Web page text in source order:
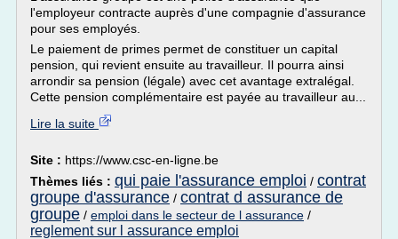
l'employeur contracte auprès d'une compagnie d'assurance
pour ses employés.
Le paiement de primes permet de constituer un capital
pension, qui revient ensuite au travailleur. Il pourra ainsi
arrondir sa pension (légale) avec cet avantage extralégal.
Cette pension complémentaire est payée au travailleur au...
Lire la suite
Site : https://www.csc-en-ligne.be
Thèmes liés : qui paie l'assurance emploi / contrat
groupe d'assurance / contrat d assurance de
groupe / emploi dans le secteur de l assurance /
reglement sur l assurance emploi